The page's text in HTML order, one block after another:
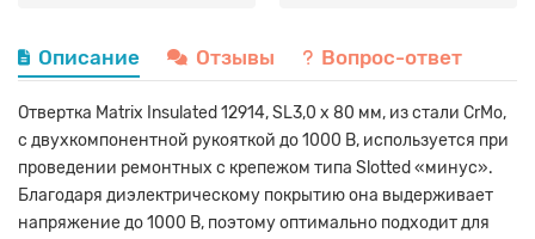
Описание Отзывы Вопрос-ответ
Отвертка Matrix Insulated 12914, SL3,0 x 80 мм, из стали CrMo,
с двухкомпонентной рукояткой до 1000 В, используется при
проведении ремонтных с крепежом типа Slotted «минус».
Благодаря диэлектрическому покрытию она выдерживает
напряжение до 1000 В, поэтому оптимально подходит для